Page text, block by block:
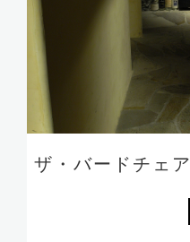
ザ・バードチェア